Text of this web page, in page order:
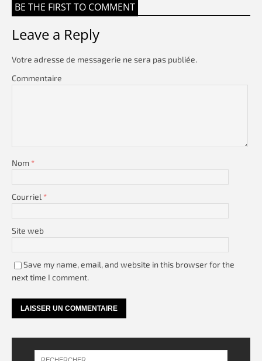
BE THE FIRST TO COMMENT
Leave a Reply
Votre adresse de messagerie ne sera pas publiée.
Commentaire
Nom *
Courriel *
Site web
Save my name, email, and website in this browser for the
next time I comment.